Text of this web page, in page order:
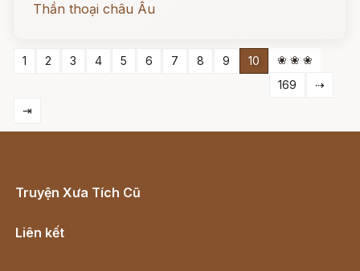
Thần thoại châu Âu
1 2 3 4 5 6 7 8 9 10
❀ ❀ ❀
169
⇢
⇥
Truyện Xưa Tích Cũ
Liên kết